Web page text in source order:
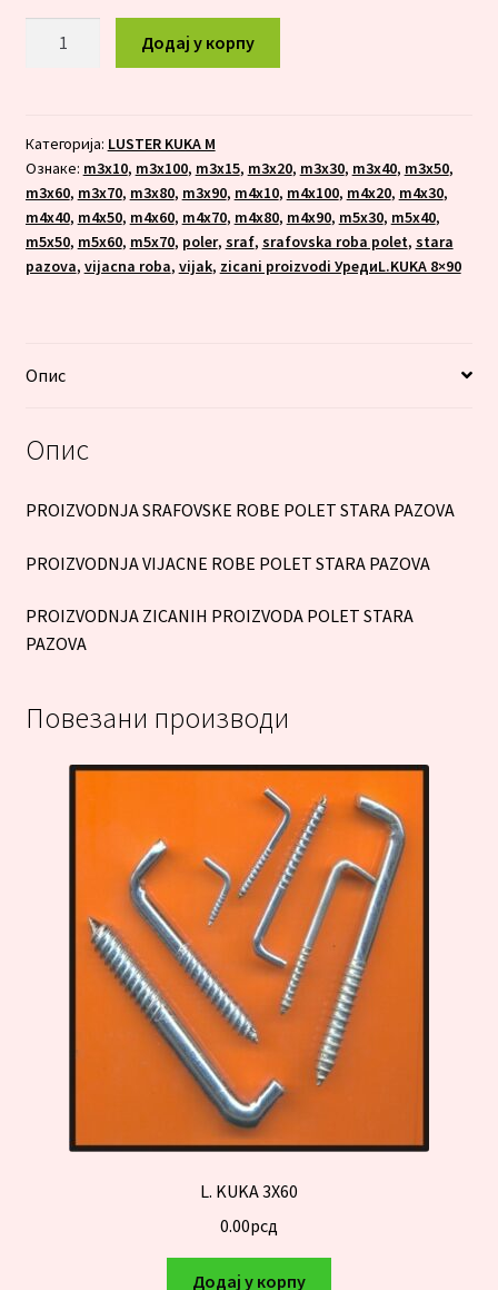
количина
Додај у корпу
Категорија: LUSTER KUKA M
Ознаке: m3x10, m3x100, m3x15, m3x20, m3x30, m3x40, m3x50,
m3x60, m3x70, m3x80, m3x90, m4x10, m4x100, m4x20, m4x30,
m4x40, m4x50, m4x60, m4x70, m4x80, m4x90, m5x30, m5x40,
m5x50, m5x60, m5x70, poler, sraf, srafovska roba polet, stara
pazova, vijacna roba, vijak, zicani proizvodi УредиL.KUKA 8×90
Опис
Опис
PROIZVODNJA SRAFOVSKE ROBE POLET STARA PAZOVA
PROIZVODNJA VIJACNE ROBE POLET STARA PAZOVA
PROIZVODNJA ZICANIH PROIZVODA POLET STARA
PAZOVA
Повезани производи
L. KUKA 3X60
0.00рсд
Додај у корпу